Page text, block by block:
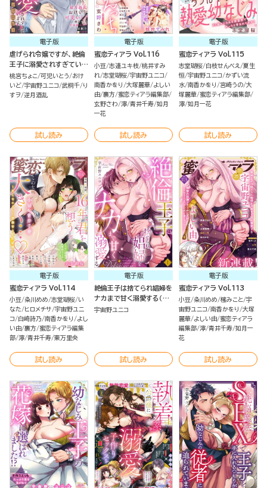
電子版
虐げられ令嬢ですが、絶倫
王子に溺愛されすぎていま
す!?（※昼も夜も）アンソ
ロジー
桃宮ちょこ 可児いとう
おけ
いど 宇宙野ユニコ 武桐千 り
すヲ 逆月酒乱
試し読み
電子版
蜜恋ティアラ Vol.116
小豆 志連ユキ枝 桃井すみ
れ 志堂瑚桜 宇宙野ユニコ
南香かをり
大塚麗華 よしい
由 裏方 蜜恋ティアラ編集部
玄野さわ 濘 青井千寿 如月
一花
試し読み
電子版
蜜恋ティアラ Vol.115
志堂瑚桜 白枝せんべえ
夏生
恒 宇宙野ユニコ
かずい流
水 南香かをり 宮崎うの 大
塚麗華 蜜恋ティアラ編集部
濘 如月一花
試し読み
電子版
蜜恋ティアラ Vol.114
小豆 粂川めめ 志堂瑚桜 い
なた
ヒロメチサ 宇宙野ユニ
コ
白崎詩乃 南香かをり
よし
い由 裏方 蜜恋ティアラ編集
部 濘 青井千寿 東万里央
試し読み
電子版
絶倫王子は捨てられ娼婦を
ナカまで甘く溺愛する（分
冊版）
宇宙野ユニコ
試し読み
電子版
蜜恋ティアラ Vol.113
小豆 粂川めめ 櫁みこと 宇
宙野ユニコ 南香かをり
大塚
麗華 よしい由 蜜恋ティアラ
編集部 濘 青井千寿 如月一
花
試し読み